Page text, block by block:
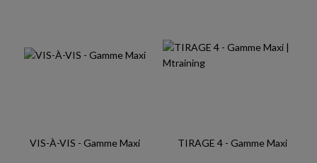
VIS-À-VIS - Gamme Maxi TIRAGE 4 - Gamme Maxi